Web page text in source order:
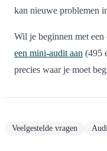
kan nieuwe problemen
Wil je beginnen met
een mini-audit aan (495
precies waar je moet
Veelgestelde vragen